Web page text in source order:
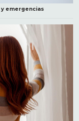
emergencias